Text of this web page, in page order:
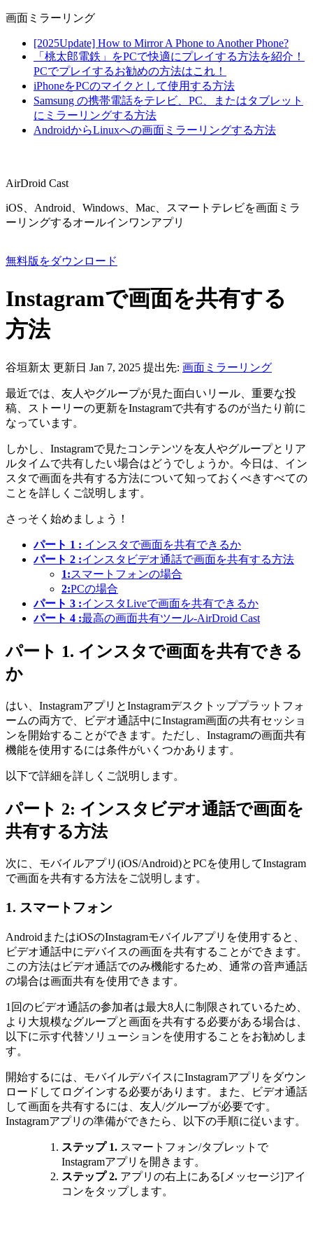
画面ミラーリング
[2025Update] How to Mirror A Phone to Another Phone?
「桃太郎電鉄」をPCで快適にプレイする方法を紹介！
PCでプレイするお勧めの方法はこれ！
iPhoneをPCのマイクとして使用する方法
Samsung の携帯電話をテレビ、PC、またはタブレット
にミラーリングする方法
AndroidからLinuxへの画面ミラーリングする方法
AirDroid Cast
iOS、Android、Windows、Mac、スマートテレビを画面ミラ
ーリングするオールインワンアプリ
無料版をダウンロード
Instagramで画面を共有する
方法
谷垣新太 更新日 Jan 7, 2025 提出先: 画面ミラーリング
最近では、友人やグループが見た面白いリール、重要な投
稿、ストーリーの更新をInstagramで共有するのが当たり前に
なっています。
しかし、Instagramで見たコンテンツを友人やグループとリア
ルタイムで共有したい場合はどうでしょうか。今日は、イン
スタで画面を共有する方法について知っておくべきすべての
ことを詳しくご説明します。
さっそく始めましょう！
パート 1 : インスタで画面を共有できるか
パート 2 :インスタビデオ通話で画面を共有する方法
1:スマートフォンの場合
2:PCの場合
パート 3 :インスタLiveで画面を共有できるか
パート 4 :最高の画面共有ツール‐AirDroid Cast
パート 1. インスタで画面を共有できる
か
はい、InstagramアプリとInstagramデスクトッププラットフォ
ームの両方で、ビデオ通話中にInstagram画面の共有セッショ
ンを開始することができます。ただし、Instagramの画面共有
機能を使用するには条件がいくつかあります。
以下で詳細を詳しくご説明します。
パート 2: インスタビデオ通話で画面を
共有する方法
次に、モバイルアプリ(iOS/Android)とPCを使用してInstagram
で画面を共有する方法をご説明します。
1. スマートフォン
AndroidまたはiOSのInstagramモバイルアプリを使用すると、
ビデオ通話中にデバイスの画面を共有することができます。
この方法はビデオ通話でのみ機能するため、通常の音声通話
の場合は画面共有を使用できます。
1回のビデオ通話の参加者は最大8人に制限されているため、
より大規模なグループと画面を共有する必要がある場合は、
以下に示す代替ソリューションを使用することをお勧めしま
す。
開始するには、モバイルデバイスにInstagramアプリをダウン
ロードしてログインする必要があります。また、ビデオ通話
して画面を共有するには、友人/グループが必要です。
Instagramアプリの準備ができたら、以下の手順に従います。
ステップ 1. スマートフォン/タブレットで
Instagramアプリを開きます。
ステップ 2. アプリの右上にある[メッセージ]アイ
コンをタップします。